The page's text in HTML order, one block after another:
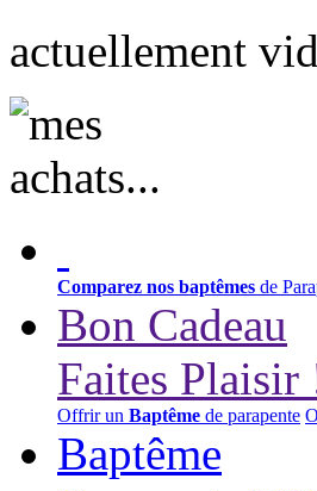
actuellement
Comparez nos baptêmes de
Bon Cadeau
Faites Plaisir
Offrir un Baptême de parapente
Baptême